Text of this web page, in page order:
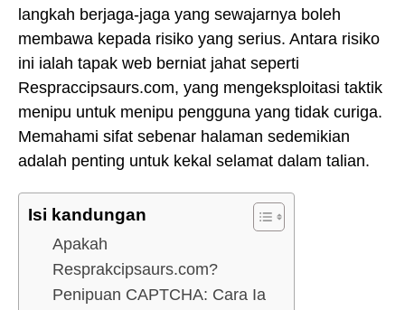
langkah berjaga-jaga yang sewajarnya boleh
membawa kepada risiko yang serius. Antara risiko
ini ialah tapak web berniat jahat seperti
Respraccipsaurs.com, yang mengeksploitasi taktik
menipu untuk menipu pengguna yang tidak curiga.
Memahami sifat sebenar halaman sedemikian
adalah penting untuk kekal selamat dalam talian.
Isi kandungan
Apakah
Resprakcipsaurs.com?
Penipuan CAPTCHA: Cara Ia